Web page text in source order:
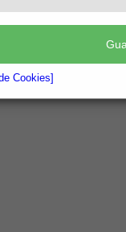
Cookies]
(2).pdf